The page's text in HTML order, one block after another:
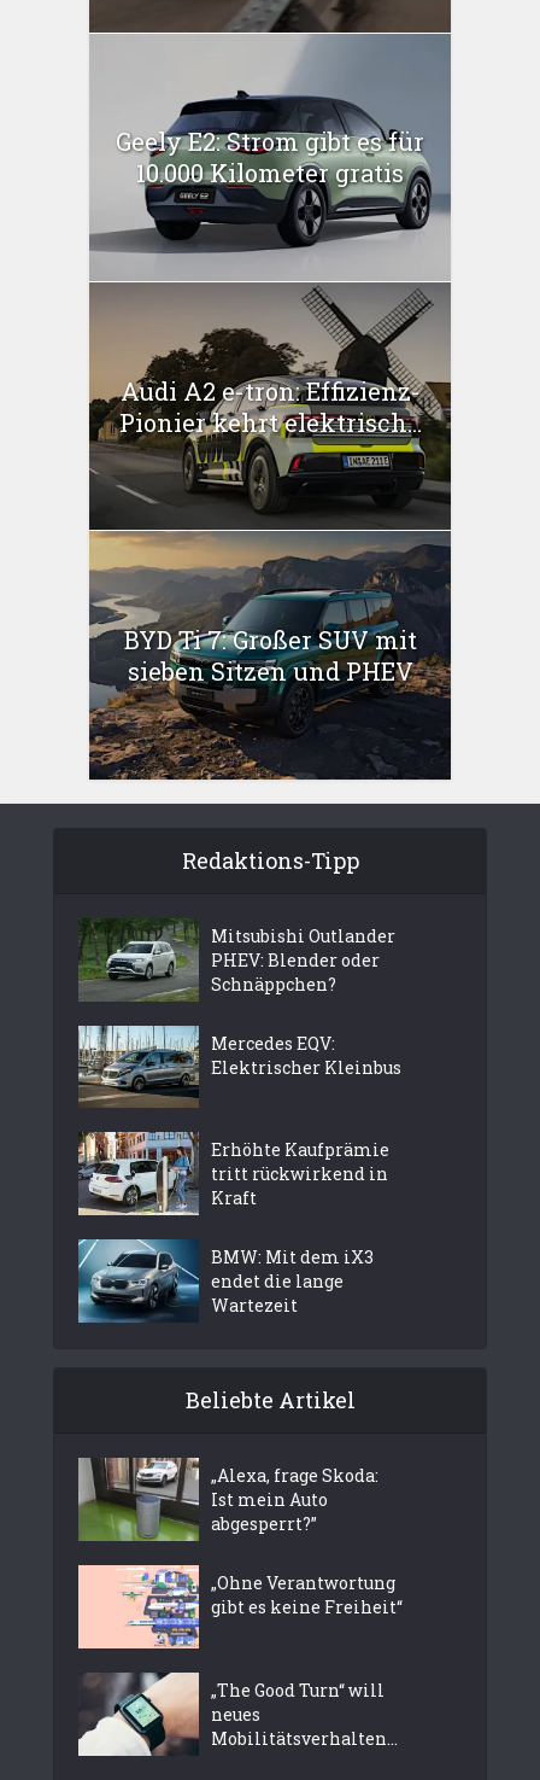
Geely E2: Strom gibt es für
10.000 Kilometer gratis
Audi A2 e-tron: Effizienz-
Pionier kehrt elektrisch...
BYD Ti 7: Großer SUV mit
sieben Sitzen und PHEV
Redaktions-Tipp
Mitsubishi Outlander
PHEV: Blender oder
Schnäppchen?
Mercedes EQV:
Elektrischer Kleinbus
Erhöhte Kaufprämie
tritt rückwirkend in
Kraft
BMW: Mit dem iX3
endet die lange
Wartezeit
Beliebte Artikel
„Alexa, frage Skoda:
Ist mein Auto
abgesperrt?”
„Ohne Verantwortung
gibt es keine Freiheit“
„The Good Turn“ will
neues
Mobilitätsverhalten...